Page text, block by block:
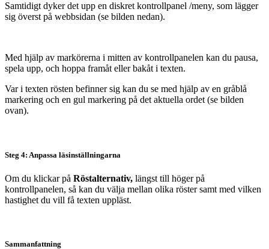
Samtidigt dyker det upp en diskret kontrollpanel /meny, som lägger
sig överst på webbsidan (se bilden nedan).
Med hjälp av markörerna i mitten av kontrollpanelen kan du pausa,
spela upp, och hoppa framåt eller bakåt i texten.
Var i texten rösten befinner sig kan du se med hjälp av en gråblå
markering och en gul markering på det aktuella ordet (se bilden
ovan).
Steg 4: Anpassa läsinställningarna
Om du klickar på Röstalternativ, längst till höger på
kontrollpanelen, så kan du välja mellan olika röster samt med vilken
hastighet du vill få texten uppläst.
Sammanfattning